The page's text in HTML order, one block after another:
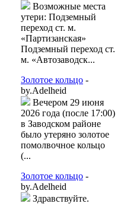
Возможные места
утери: Подземный
переход ст. м.
«Партизанская»
Подземный переход ст.
м. «Автозаводск...
Золотое кольцо -
by.Adelheid
Вечером 29 июня
2026 года (после 17:00)
в Заводском районе
было утеряно золотое
помолвочное кольцо
(...
Золотое кольцо -
by.Adelheid
Здравствуйте.